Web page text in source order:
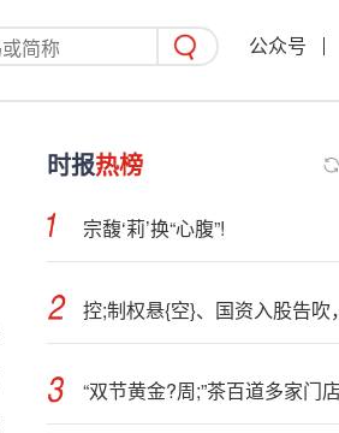
公众号
时报热榜
宗馥‘莉’换“心腹”!